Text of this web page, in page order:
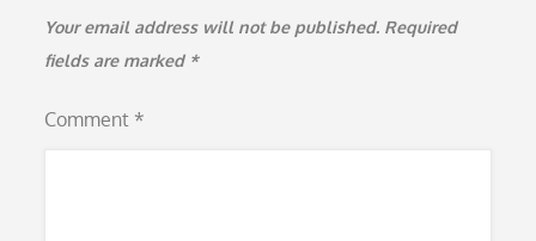
Your email address will not be published. Required
fields are marked *
Comment *